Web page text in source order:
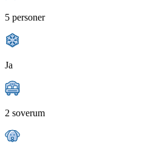
5 personer
Ja
2 soverum